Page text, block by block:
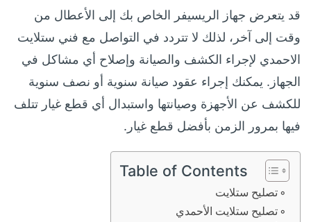
قد يتعرض جهاز الريسيفر الخاص بك إلى الأعطال من
وقت إلى آخر، لذلك لا تتردد في التواصل مع فني ستلايت
الاحمدي لإجراء الكشف والصيانة وإصلاح أي مشاكل في
الجهاز. يمكنك إجراء عقود صيانة سنوية أو نصف سنوية
للكشف عن الأجهزة وصيانتها واستبدال أي قطع غيار تتلف
فيها بمرور الزمن بأفضل قطع غيار.
Table of Contents
تصليح ستلايت
تصليح ستلايت الأحمدي